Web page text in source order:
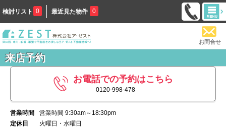
検討リスト 0 最近見た物件 0
お問合せ
来店予約
お電話での予約はこちら
0120-998-478
営業時間
営業時間 9:30am～18:30pm
定休日
火曜日・水曜日